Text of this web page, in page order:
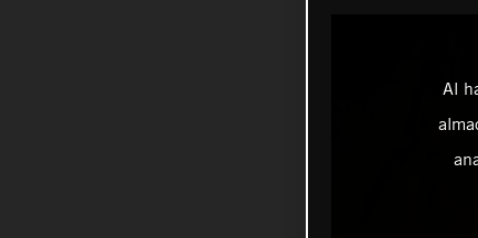
Al